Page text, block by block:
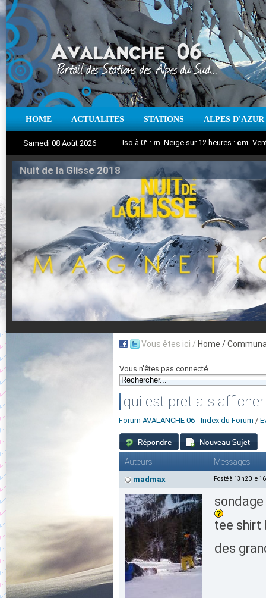
HOME ACTUALITES STATIONS ALPES D'AZUR
Samedi 08 Août 2026
Aujourd'hui : T° Min : °C T° Max :°C
Iso à 0° : m Neige sur 12 heures : cm
Suivez en direct l'actualité des stations
Nuit de la Glisse 2018
Vous êtes ici / Home /
Vous n'êtes pas connecté
qui est pret a s
Forum AVALANCHE 06 - Index du Forum /
Auteurs Messages
madmax Posté à 13h20 le
tee shirt
des